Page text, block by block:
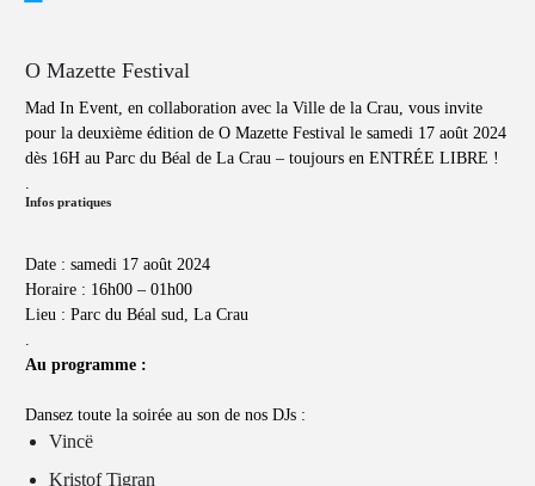
O Mazette Festival
Mad In Event, en collaboration avec la Ville de la Crau, vous invite
pour la deuxième édition de O Mazette Festival le samedi 17 août 2024
dès 16H au Parc du Béal de La Crau – toujours en ENTRÉE LIBRE !
.
Infos pratiques
Date : samedi 17 août 2024
Horaire : 16h00 – 01h00
Lieu : Parc du Béal sud, La Crau
.
Au programme :
Dansez toute la soirée au son de nos DJs :
Vincë
Kristof Tigran